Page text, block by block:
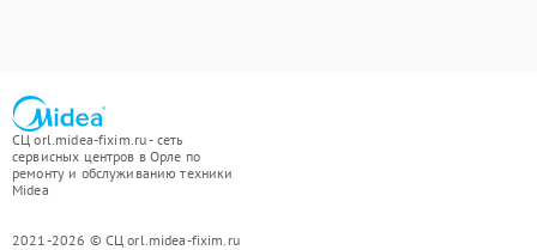
СЦ orl.midea-fixim.ru - сеть
сервисных центров в Орле по
ремонту и обслуживанию техники
Midea
2021-2026 © СЦ orl.midea-fixim.ru